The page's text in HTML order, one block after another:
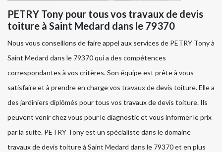
PETRY Tony pour tous vos travaux de devis
toiture à Saint Medard dans le 79370
Nous vous conseillons de faire appel aux services de PETRY Tony à
Saint Medard dans le 79370 qui a des compétences
correspondantes à vos critères. Son équipe est prête à vous
satisfaire et à prendre en charge vos travaux de devis toiture. Elle a
des jardiniers diplômés pour tous vos travaux de devis toiture. Ils
peuvent venir chez vous pour le diagnostic et vous informer le prix
par la suite. PETRY Tony est un spécialiste dans le domaine
travaux de devis toiture à Saint Medard dans le 79370 et en plus